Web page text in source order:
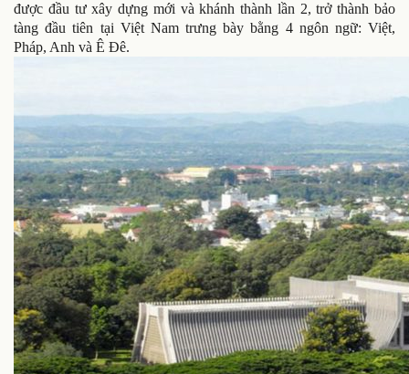
được đầu tư xây dựng mới và khánh thành lần 2, trở thành bảo
tàng đầu tiên tại Việt Nam trưng bày bằng 4 ngôn ngữ: Việt,
Pháp, Anh và Ê Đê.